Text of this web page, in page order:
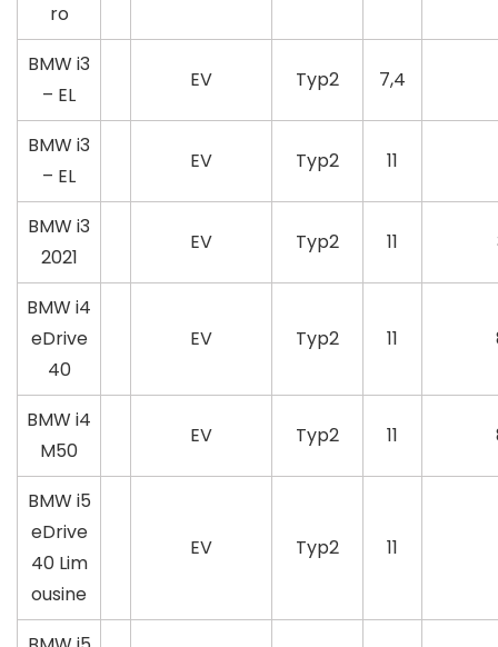
ro
BMW i3
– EL
EV Typ2 7,4
BMW i3
– EL
EV Typ2 11
BMW i3
2021
EV Typ2 11
BMW i4
eDrive
40
EV Typ2 11
BMW i4
M50
EV Typ2 11
BMW i5
eDrive
40 Lim
ousine
EV Typ2 11